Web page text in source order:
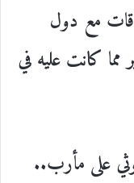
مع دول
مما كانت عليه في
على مأرب..